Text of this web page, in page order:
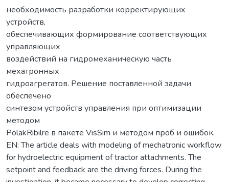
необходимость разработки корректирующих
устройств,
обеспечивающих формирование соответствующих
управляющих
воздействий на гидромеханическую часть
мехатронных
гидроагрегатов. Решение поставленной задачи
обеспечено
синтезом устройств управления при оптимизации
методом
PolakRibilre в пакете VisSim и методом проб и ошибок.
EN: The article deals with modeling of mechatronic workflow
for hydroelectric equipment of tractor attachments. The
setpoint and feedback are the driving forces. During the